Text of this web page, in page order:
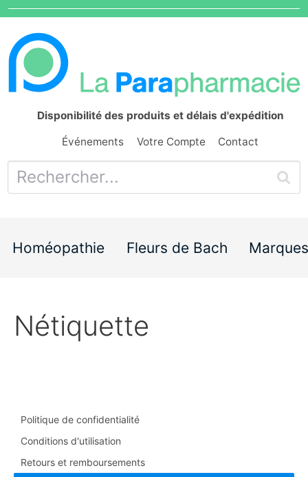
Disponibilité des produits et délais d'expédition
Événements Votre Compte Contact
Homéopathie Fleurs de Bach Marques
Nétiquette
Politique de confidentialité
Conditions d'utilisation
Retours et remboursements